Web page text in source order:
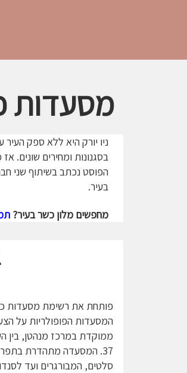
מסעדות
ניו יורק היא ללא ספק
בסגנונות ומחירים שונים. אז כדי לעשות לכם
הפוסט נכתב בשיתוף שני
בעיר.
מחפשים מלון כשר בעיר? תמצאו כאן 7
פותחת את רשימת מסעדות
המסעדות הפופולריות על
ממוקדת במרכז מנהטן, בין
37. המסעדה מתהדרת
סלטים, המבורגרים ועד